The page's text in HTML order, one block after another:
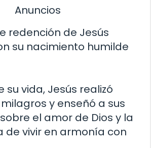
Anuncios
redención de Jesús
su nacimiento humilde
su vida, Jesús realizó
y enseñó a sus
el amor de Dios y la
de vivir en armonía con